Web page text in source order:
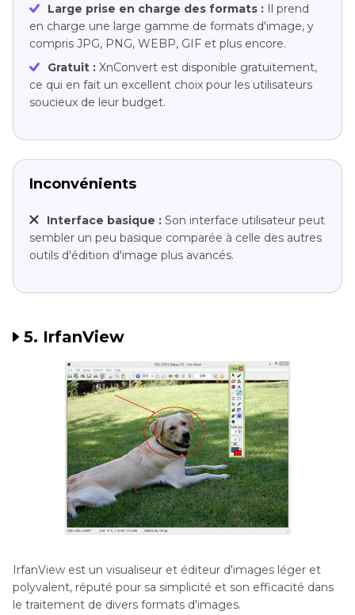
Large prise en charge des formats : Il prend
en charge une large gamme de formats d'image, y
compris JPG, PNG, WEBP, GIF et plus encore.
Gratuit : XnConvert est disponible gratuitement,
ce qui en fait un excellent choix pour les utilisateurs
soucieux de leur budget.
Inconvénients
Interface basique : Son interface utilisateur peut
sembler un peu basique comparée à celle des autres
outils d'édition d'image plus avancés.
5. IrfanView
IrfanView est un visualiseur et éditeur d'images léger et
polyvalent, réputé pour sa simplicité et son efficacité dans
le traitement de divers formats d'images.